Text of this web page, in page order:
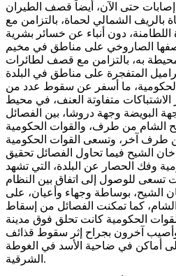
حتى الآن، أيضاً قصف الطيران
بالريف الشمالي لحماة، بالتزامن مع
الصاروخي على مناطق في مخيم
به، بالتزامن مع قصف لطائرات
المتفجرة على مناطق في البلدة
ما أسفر عن سقوط عدد من
متفاوتة العنف، في محيط
البويضة وجهة دروشا، بين الفصائل
فتح الشام من طرف، والقوات الحكومية
طرف آخر، وتسعى القوات الحكومية
الشيح فيما تحاول الفصائل تحقيق
وفك الحصار عن البلدة، التي تشهد
تسعى للوصول إلى اتفاق بين النظام
الشيح، بوساطة وجهاء وأعيان، على
الشام، كما تمكنت الفصائل من إسقاط
الحكومية كانت تحلق فوق مدينة
آخرون بجراح إثر سقوط قذائف
أماكن في ضاحية الأسد في الغوطة
الشرقية.